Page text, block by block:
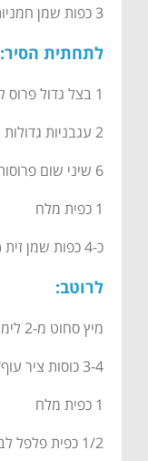
3 כפות שמן חמניות/קנולה
לתחתית הסיר:
1 בצל גדול פרוס לפרוסות ומופרד לטבעות
2 עגבניות גדולות (או כ-4 קטנות), פרוסות
6 שיני שום פרוסות
1 כפית מלח
כ-4 כפות שמן זית (מחולקות ל- 2+ 2)
לרוטב:
מיץ סחוט מ-2 לימונים
3-4 כוסות ציר עוף/ירקות חם
1 כפית מלח
1/2 כפית פלפל לבן